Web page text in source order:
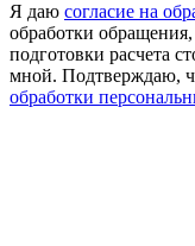
Я даю согласие на
обработки
подготовки расчета
мной. Подтверждаю,
обработки